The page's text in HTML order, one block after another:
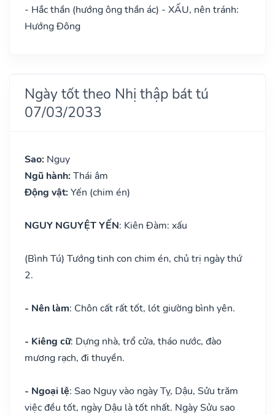
- Hắc thần (hướng ông thần ác) - XẤU, nên tránh:
Hướng Đông
Ngày tốt theo Nhị thập bát tú
07/03/2033
Sao: Nguy
Ngũ hành: Thái âm
Động vật: Yến (chim én)
NGUY NGUYỆT YẾN: Kiên Đàm: xấu
(Bình Tú) Tướng tinh con chim én, chủ trị ngày thứ
2.
- Nên làm: Chôn cất rất tốt, lót giường bình yên.
- Kiêng cữ: Dựng nhà, trổ cửa, tháo nước, đào
mương rạch, đi thuyền.
- Ngoại lệ: Sao Nguy vào ngày Tỵ, Dậu, Sửu trăm
việc đều tốt, ngày Dậu là tốt nhất. Ngày Sửu sao